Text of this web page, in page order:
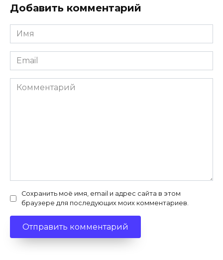
Добавить комментарий
Имя
*
Email
*
Комментарий
Сохранить моё имя, email и адрес сайта в этом
браузере для последующих моих комментариев.